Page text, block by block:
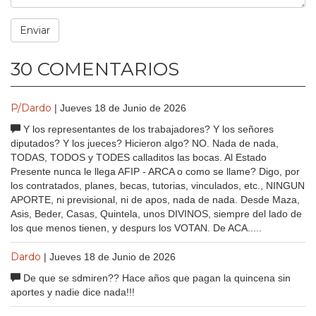
30 COMENTARIOS
P/Dardo | Jueves 18 de Junio de 2026
Y los representantes de los trabajadores? Y los señores
diputados? Y los jueces? Hicieron algo? NO. Nada de nada,
TODAS, TODOS y TODES calladitos las bocas. Al Estado
Presente nunca le llega AFIP - ARCA o como se llame? Digo, por
los contratados, planes, becas, tutorias, vinculados, etc., NINGUN
APORTE, ni previsional, ni de apos, nada de nada. Desde Maza,
Asis, Beder, Casas, Quintela, unos DIVINOS, siempre del lado de
los que menos tienen, y despurs los VOTAN. De ACA.....
Dardo | Jueves 18 de Junio de 2026
De que se sdmiren?? Hace años que pagan la quincena sin
aportes y nadie dice nada!!!